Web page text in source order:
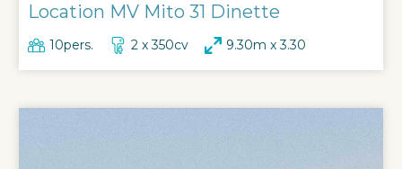
Location MV Mito 31 Dinette
10pers. 2 x 350cv 9.30m x 3.30